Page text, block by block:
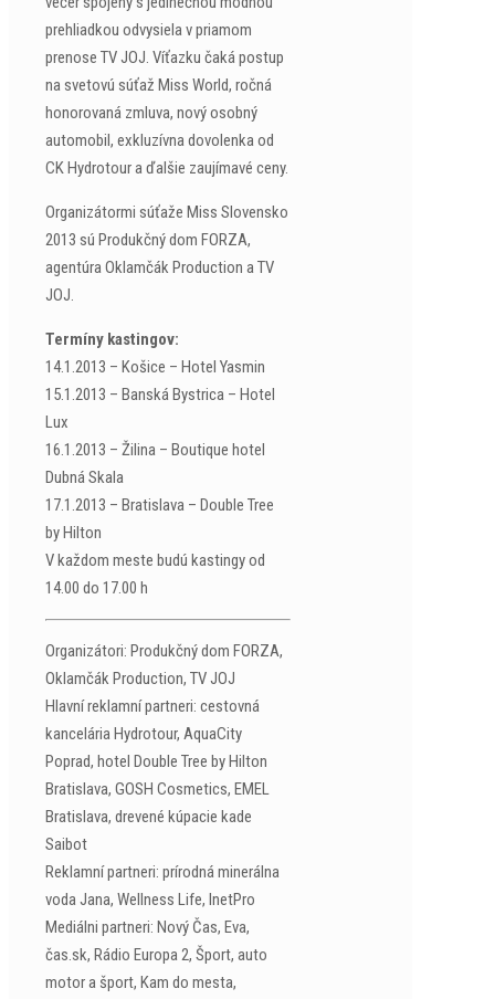
prehliadkou odvysiela v priamom
prenose TV JOJ. Víťazku čaká postup
na svetovú súťaž Miss World, ročná
honorovaná zmluva, nový osobný
automobil, exkluzívna dovolenka od
CK Hydrotour a ďalšie zaujímavé ceny.
Organizátormi súťaže Miss Slovensko
2013 sú Produkčný dom FORZA,
agentúra Oklamčák Production a TV
JOJ.
Termíny kastingov:
14.1.2013 – Košice – Hotel Yasmin
15.1.2013 – Banská Bystrica – Hotel
Lux
16.1.2013 – Žilina – Boutique hotel
Dubná Skala
17.1.2013 – Bratislava – Double Tree
by Hilton
V každom meste budú kastingy od
14.00 do 17.00 h
Organizátori: Produkčný dom FORZA,
Oklamčák Production, TV JOJ
Hlavní reklamní partneri: cestovná
kancelária Hydrotour, AquaCity
Poprad, hotel Double Tree by Hilton
Bratislava, GOSH Cosmetics, EMEL
Bratislava, drevené kúpacie kade
Saibot
Reklamní partneri: prírodná minerálna
voda Jana, Wellness Life, InetPro
Mediálni partneri: Nový Čas, Eva,
čas.sk, Rádio Europa 2, Šport, auto
motor a šport, Kam do mesta,